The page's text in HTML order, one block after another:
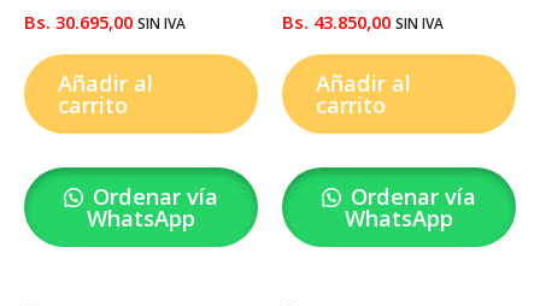
Bs. 30.695,00 SIN IVA
Añadir al
carrito
Ordenar vía
WhatsApp
Bs. 43.850,00 SIN IVA
Añadir al
carrito
Ordenar vía
WhatsApp